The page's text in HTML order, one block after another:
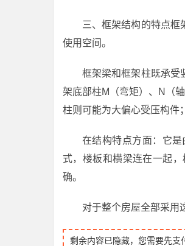
三、框架结构的特点框
使用空间。
框架梁和框架柱既承受
架底部柱M（弯矩）、N（
柱则可能为大偏心受压构件
在结构特点方面：它
式，楼板和横梁连在一起
确。
对于整个房屋全部采用
剩余内容已隐藏，您需要先支